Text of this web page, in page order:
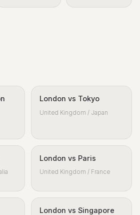
London vs Tokyo
United Kingdom / Japan
London vs Paris
United Kingdom / France
London vs Singapore